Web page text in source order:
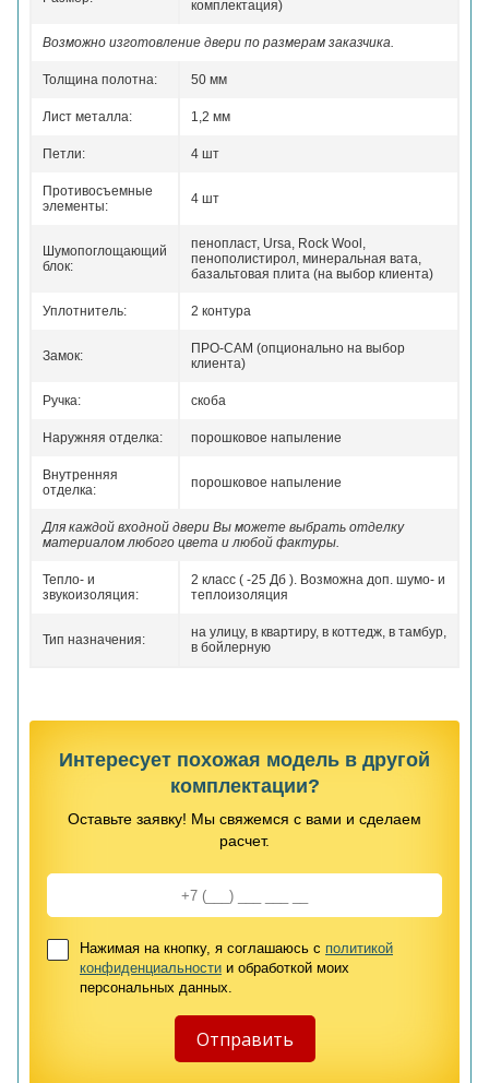
комплектация)
Возможно изготовление двери по размерам заказчика.
Толщина полотна: 50 мм
Лист металла: 1,2 мм
Петли: 4 шт
Противосъемные
элементы:
4 шт
Шумопоглощающий
блок:
пенопласт, Ursa, Rock Wool,
пенополистирол, минеральная вата,
базальтовая плита (на выбор клиента)
Уплотнитель: 2 контура
Замок:
ПРО-САМ (опционально на выбор
клиента)
Ручка: скоба
Наружняя отделка: порошковое напыление
Внутренняя
отделка:
порошковое напыление
Для каждой входной двери Вы можете выбрать отделку
материалом любого цвета и любой фактуры.
Тепло- и
звукоизоляция:
2 класс ( -25 Дб ). Возможна доп. шумо- и
теплоизоляция
Тип назначения:
на улицу, в квартиру, в коттедж, в тамбур,
в бойлерную
Интересует похожая модель в другой
комплектации?
Оставьте заявку! Мы свяжемся с вами и сделаем
расчет.
Нажимая на кнопку, я соглашаюсь с политикой
конфиденциальности и обработкой моих
персональных данных.